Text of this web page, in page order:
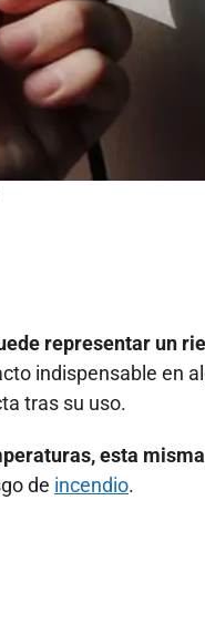
representar un
indispensable en
tras su uso.
esta
de incendio.